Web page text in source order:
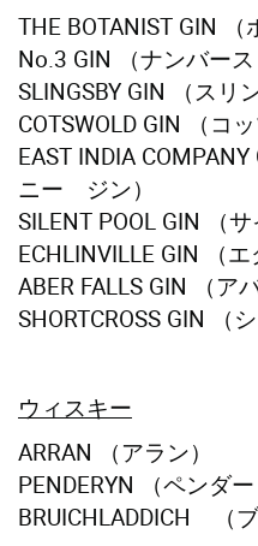
THE BOTANIST GIN
No.3 GIN （ナンバー
SLINGSBY GIN （スリ
COTSWOLD GIN （コ
EAST INDIA
ニー ジン）
SILENT POOL GIN （
ECHLINVILLE GIN （
ABER FALLS GIN （
SHORTCROSS GIN （
ウィスキー
ARRAN （アラン）
PENDERYN （ペンダー
BRUICHLADDICH （